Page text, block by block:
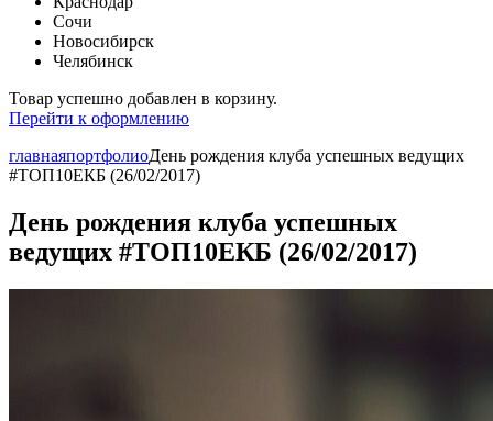
Сочи
Новосибирск
Челябинск
Товар успешно добавлен в корзину.
Перейти к оформлению
главнаяпортфолиоДень рождения клуба успешных ведущих
#ТОП10ЕКБ (26/02/2017)
День рождения клуба успешных
ведущих #ТОП10ЕКБ (26/02/2017)